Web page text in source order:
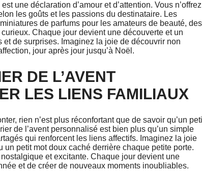
une déclaration d’amour et d’attention. Vous n’offrez
les goûts et les passions du destinataire. Les
de parfums pour les amateurs de beauté, des
Chaque jour devient une découverte et un
de surprises. Imaginez la joie de découvrir non
jour après jour jusqu’à Noël.
DE L’AVENT
LES LIENS FAMILIAUX
rien n’est plus réconfortant que de savoir qu’un
de l’avent personnalisé est bien plus qu’un simple
qui renforcent les liens affectifs. Imaginez la joie
petit mot doux caché derrière chaque petite porte.
et excitante. Chaque jour devient une
et de créer de nouveaux moments inoubliables.